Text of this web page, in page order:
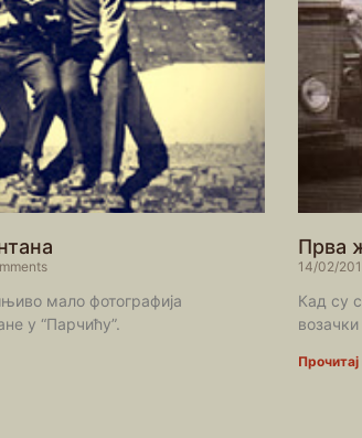
мало фотографија
у “Парчићу”.
Прва
14/02/
Кад су
возачки